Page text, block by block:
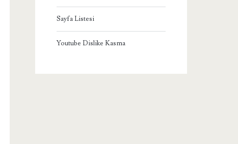
Sayfa Listesi
Youtube Dislike Kasma